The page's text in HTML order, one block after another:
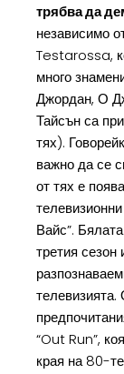
трябва да
независимо
Testarossa,
много
Джордан, О
Тайсън са
тях).
важно да се
от тях е
Вайс”.
третия
“Out Run”,
края на 80-